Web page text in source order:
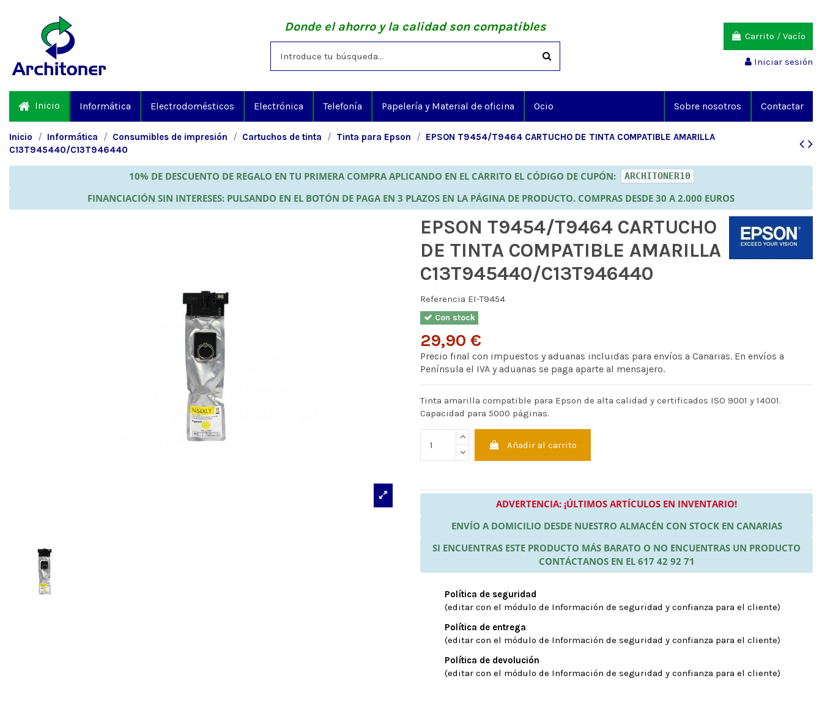
Donde el ahorro y la calidad son compatibles
Carrito / Vacío
Iniciar sesión
Inicio Informática Electrodomésticos Electrónica Telefonía Papelería y Material de oficina Ocio Contactar
Sobre nosotros
Inicio Informática Consumibles de impresión Cartuchos de tinta Tinta para Epson
EPSON T9454/T9464 CARTUCHO DE TINTA COMPATIBLE AMARILLA
C13T945440/C13T946440
10% DE DESCUENTO DE REGALO EN TU PRIMERA COMPRA APLICANDO EN EL CARRITO EL CÓDIGO DE CUPÓN: ARCHITONER10
FINANCIACIÓN SIN INTERESES: PULSANDO EN EL BOTÓN DE PAGA EN 3 PLAZOS EN LA PÁGINA DE PRODUCTO. COMPRAS DESDE 30 A 2.000 EUROS
EPSON T9454/T9464 CARTUCHO
DE TINTA COMPATIBLE AMARILLA
C13T945440/C13T946440
Referencia EI-T9454
Con stock
29,90 €
Precio final con impuestos y aduanas incluidas para envíos a Canarias. En envíos a
Península el IVA y aduanas se paga aparte al mensajero.
Tinta amarilla compatible para Epson de alta calidad y certificados ISO 9001 y 14001.
Capacidad para 5000 páginas.
Añadir al carrito
ADVERTENCIA: ¡ÚLTIMOS ARTÍCULOS EN INVENTARIO!
ENVÍO A DOMICILIO DESDE NUESTRO ALMACÉN CON STOCK EN CANARIAS
SI ENCUENTRAS ESTE PRODUCTO MÁS BARATO O NO ENCUENTRAS UN PRODUCTO
CONTÁCTANOS EN EL 617 42 92 71
Política de seguridad
(editar con el módulo de Información de seguridad y confianza para el cliente)
Política de entrega
(editar con el módulo de Información de seguridad y confianza para el cliente)
Política de devolución
(editar con el módulo de Información de seguridad y confianza para el cliente)